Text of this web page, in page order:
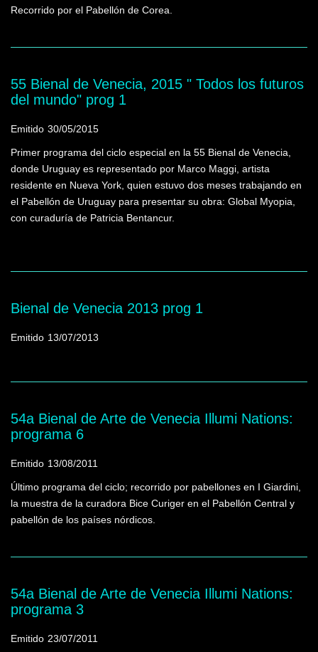
Recorrido por el Pabellón de Corea.
55 Bienal de Venecia, 2015 " Todos los futuros
del mundo" prog 1
Emitido 30/05/2015
Primer programa del ciclo especial en la 55 Bienal de Venecia,
donde Uruguay es representado por Marco Maggi, artista
residente en Nueva York, quien estuvo dos meses trabajando en
el Pabellón de Uruguay para presentar su obra: Global Myopia,
con curaduría de Patricia Bentancur.
Bienal de Venecia 2013 prog 1
Emitido 13/07/2013
54a Bienal de Arte de Venecia Illumi Nations:
programa 6
Emitido 13/08/2011
Último programa del ciclo; recorrido por pabellones en I Giardini,
la muestra de la curadora Bice Curiger en el Pabellón Central y
pabellón de los países nórdicos.
54a Bienal de Arte de Venecia Illumi Nations:
programa 3
Emitido 23/07/2011